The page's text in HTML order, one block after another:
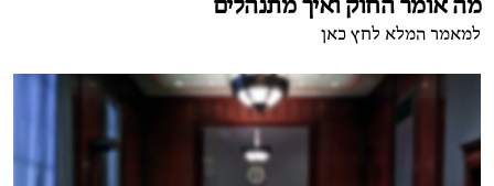
למאמר המלא לחץ כאן